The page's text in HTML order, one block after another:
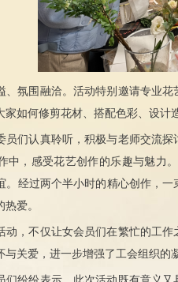
、氛围融洽。活动特别邀请专业
家如何修剪花材、搭配色彩、设计
员们认真聆听，积极与老师交流
中，感受花艺创作的乐趣与魅力
。经过两个半小时的精心创作，
爱。
动，不仅让女会员们在繁忙的工
与关爱，进一步增强了工会组织的